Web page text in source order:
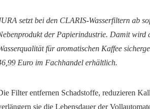
setzt bei den CLARIS-Wasserfiltern ab
der Papierindustrie. Damit wird
für aromatischen Kaffee
Euro im Fachhandel erhältlich.
Filter entfernen Schadstoffe, reduzieren
sie die Lebensdauer der